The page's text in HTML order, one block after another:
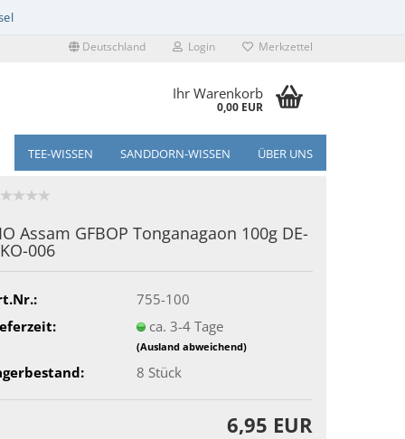
Deutschland Login Merkzettel
Ihr Warenkorb
0,00 EUR
TEE-WISSEN SANDDORN-WISSEN ÜBER UNS
Assam GFBOP Tonganagaon 100g DE-
006
755-100
ca. 3-4 Tage
(Ausland abweichend)
8 Stück
6,95 EUR